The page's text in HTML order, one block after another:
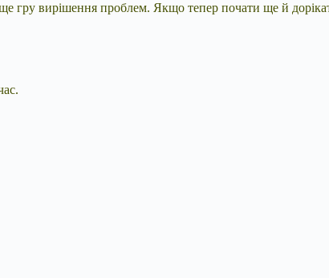
гру вирішення проблем. Якщо тепер почати ще й